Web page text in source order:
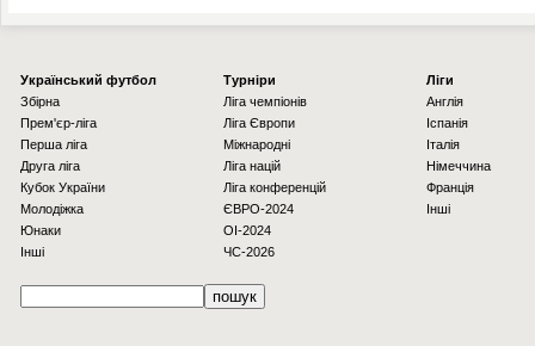
Українcький футбол
Збірна
Прем'єр-ліга
Перша ліга
Друга ліга
Кубок України
Молодіжка
Юнаки
Інші
Турніри
Ліга чемпіонів
Ліга Європи
Міжнародні
Ліга націй
Ліга конференцій
ЄВРО-2024
OI-2024
ЧС-2026
Ліги
Англія
Іспанія
Італія
Німеччина
Франція
Інші